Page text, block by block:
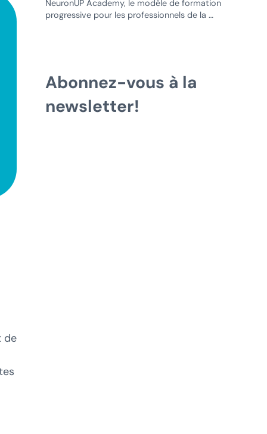
de
NeuronUP Academy, le modèle de formation
progressive pour les professionnels de la …
Abonnez-vous à la
newsletter!